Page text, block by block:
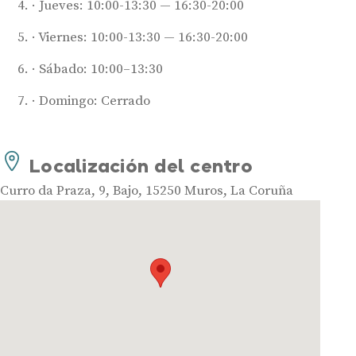
Jueves: 10:00-13:30 — 16:30-20:00
Viernes: 10:00-13:30 — 16:30-20:00
Sábado: 10:00–13:30
Domingo: Cerrado
Localización del centro
Curro da Praza, 9, Bajo, 15250 Muros, La Coruña
Audífonos inteligentes
Gafas auditivas
Centros Auditivos
Centros Auditivos en Sevilla